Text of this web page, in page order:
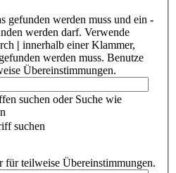
gefunden werden muss und ein -
werden darf. Verwende
| innerhalb einer Klammer,
werden muss. Benutze
Übereinstimmungen.
suchen oder Suche wie
suchen
für teilweise Übereinstimmungen.